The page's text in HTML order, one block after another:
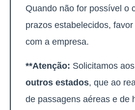
Quando não for possível o
prazos estabelecidos,
com a empresa.
**Atenção: Solicitamos
outros estados, que ao
de passagens aéreas e de